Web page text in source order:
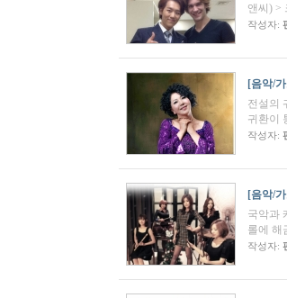
앤씨) >
작성자:
[음악/
전설의
귀환이
작성자:
[음악/
국악과
롤에 해
작성자: